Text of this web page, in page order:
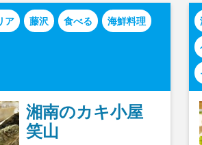
ア 藤沢 食べる
海鮮料理
湘南のカキ小屋
笑山